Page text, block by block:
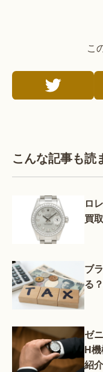
こ
こんな記事も読
ロ
買
ブ
る
ゼ
H
紹介